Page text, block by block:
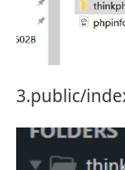
3.public/